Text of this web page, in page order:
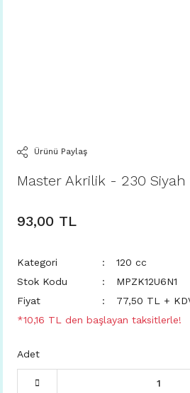
Ürünü Paylaş
Master Akrilik - 230 Siyah
93,00 TL
Kategori
120 cc
Stok Kodu
MPZK12U6N1
Fiyat
77,50 TL +
*10,16 TL den başlayan taksitlerle!
Adet